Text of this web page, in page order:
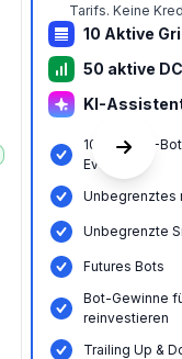
Tarifs. Keine
10 Aktive
50 aktive
KI-
10 COMBO-
Evedex
Unbegrenztes
Unbegrenzte
Futures Bots
Bot-Gewinne
reinvestieren
Trailing Up &